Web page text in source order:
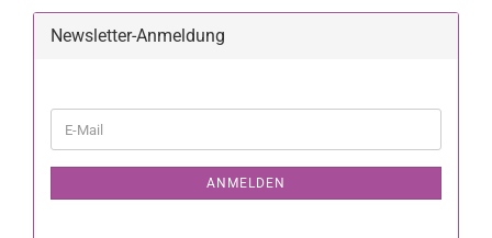
Newsletter-Anmeldung
ANMELDEN